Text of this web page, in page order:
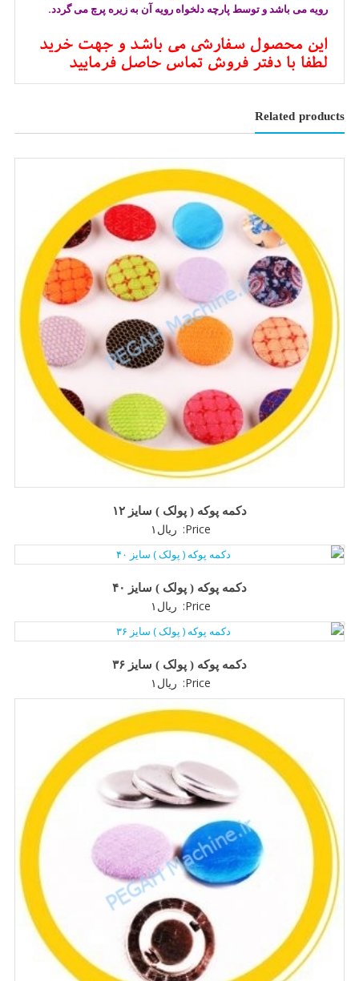
رویه می باشد و توسط پارچه دلخواه رویه آن به زیره پرچ می گردد.
این محصول سفارشی می باشد و جهت خرید
لطفا با دفتر فروش تماس حاصل فرمایید
Related products
دکمه پوکه ( پولک ) سایز ۱۲
Price: ریال ۱
دکمه پوکه ( پولک ) سایز ۴۰
Price: ریال ۱
دکمه پوکه ( پولک ) سایز ۳۶
Price: ریال ۱